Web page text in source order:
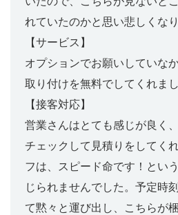
れていたのかと思い悲しくなり
【サービス】
オプションでお願いしていな
取り付けを無料でしてくれまし
【接客対応】
営業さんはとても感じが良く
チェックして見積りをしてく
フは、スピード命です！とい
じられませんでした。予定時
て黙々と運び出し、こちらが